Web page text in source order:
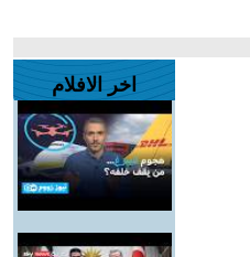
اخر الافلام